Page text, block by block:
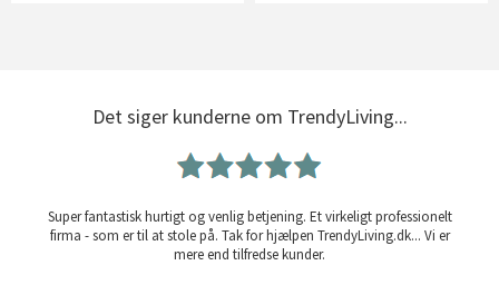
Det siger kunderne om TrendyLiving...
Super fantastisk hurtigt og venlig betjening. Et virkeligt professionelt
firma - som er til at stole på. Tak for hjælpen TrendyLiving.dk... Vi er
mere end tilfredse kunder.